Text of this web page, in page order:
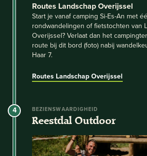
Routes Landschap Overijssel
Start je vanaf camping Si-Es-An met
rondwandelingen of fietstochten van
Overijssel? Verlaat dan het
route bij dit bord (foto) nabij
Haar 7.
Routes Landschap Overijssel
4 BEZIENSWAARDIGHEID
Reestdal Outdoor